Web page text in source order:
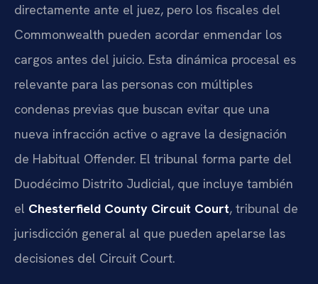
directamente ante el juez, pero los fiscales del
Commonwealth pueden acordar enmendar los
cargos antes del juicio. Esta dinámica procesal es
relevante para las personas con múltiples
condenas previas que buscan evitar que una
nueva infracción active o agrave la designación
de Habitual Offender. El tribunal forma parte del
Duodécimo Distrito Judicial, que incluye también
el Chesterfield County Circuit Court, tribunal de
jurisdicción general al que pueden apelarse las
decisiones del Circuit Court.